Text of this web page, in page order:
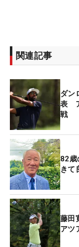
関連記事
ダン
表
戦
82歳
きて
藤田
アツ